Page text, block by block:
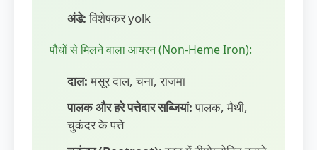
अंडे:विशेषकर yolk
पौधों से मिलने वाला आयरन (Non-Heme Iron):
दाल:मसूर दाल, चना, राजमा
पालक और हरे पत्तेदार सब्जियां:पालक, मैथी,
चुकंदर के पत्ते